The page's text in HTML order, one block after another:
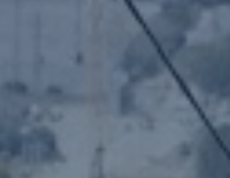
Search and hit enter